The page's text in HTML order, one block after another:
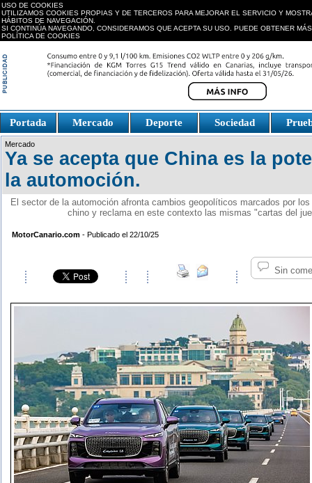
USO DE COOKIES
UTILIZAMOS COOKIES PROPIAS Y DE TERCEROS PARA MEJORAR EL SERVICIO Y
HÁBITOS DE NAVEGACIÓN.
SI CONTINÚA NAVEGANDO, CONSIDERAMOS QUE ACEPTA SU USO. PUEDE OBTENER
POLÍTICA DE COOKIES
Portada Mercado Deporte Sociedad
Fake Watches
replica-
watch.is
Mercado
Ya se acepta que China es la
la automoción.
El sector de la automoción afronta cambios geopolíticos marcados por
chino y reclama en este contexto las mismas "cartas del
MotorCanario.com - Publicado el 22/10/25
Sin